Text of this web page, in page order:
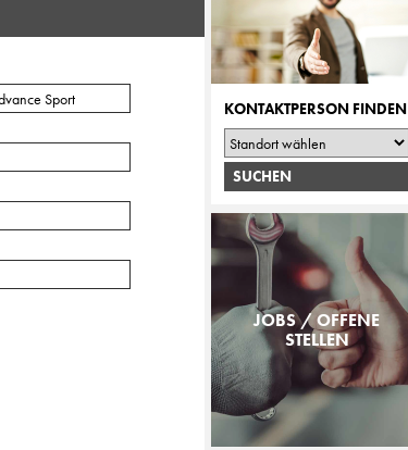
KONTAKTPERSON FINDEN
JOBS / OFFENE
STELLEN